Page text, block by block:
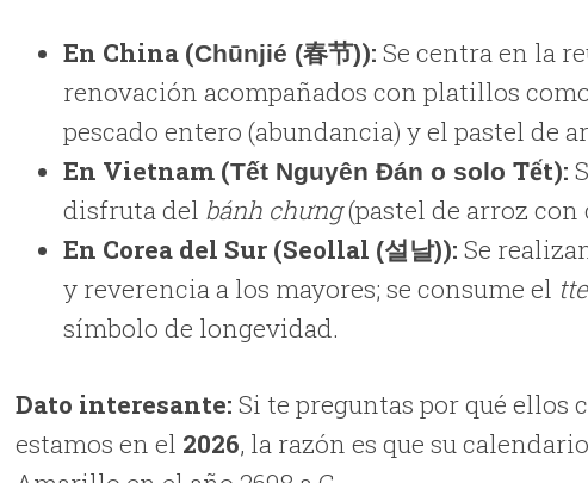
En China (Chūnjié (春节)): Se centra en la
renovación acompañados con platillos
pescado entero (abundancia) y el pastel de
En Vietnam (Tết Nguyên Đán o soloTết):
disfruta del bánh chưng(pastel de arroz con
En Corea del Sur (Seollal (설날)): Se
y reverencia a los mayores; se consume el
símbolo de longevidad.
Dato interesante: Si te preguntas por qué ellos
estamos en el 2026, la razón es que su